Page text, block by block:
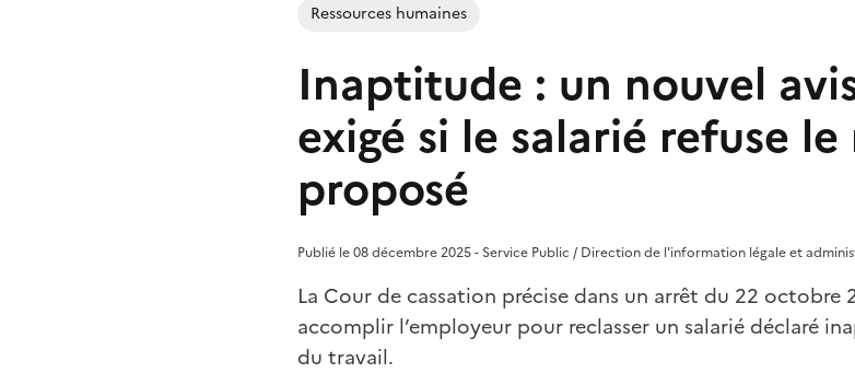
Ressources humaines
Inaptitude : un nouvel
exigé si le salarié refuse
proposé
Publié le 08 décembre 2025 - Service Public / Direction de l'information légale et
La Cour de cassation précise dans un arrêt du 22
accomplir l’employeur pour reclasser un salarié déclaré
du travail.